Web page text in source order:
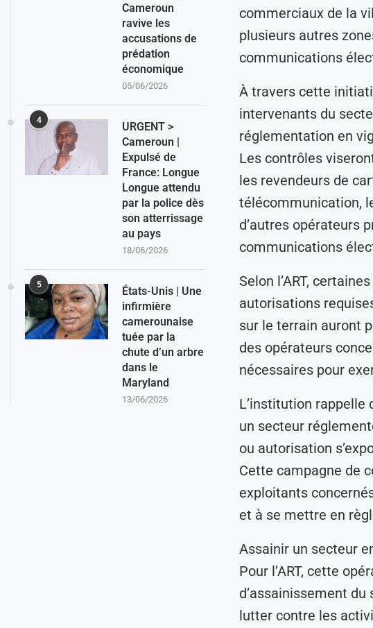
commerciaux de la
plusieurs autres
communications
À travers cette
intervenants du
réglementation en
Les contrôles
les revendeurs de
télécommunication,
d’autres opérateurs
communications
Selon l’ART,
autorisations
sur le terrain auront
des opérateurs
nécessaires pour
L’institution
un secteur
ou autorisation
Cette campagne de
exploitants
et à se mettre en
Assainir un secteur
Pour l’ART, cette
d’assainissement
lutter contre les
Cameroun
ravive les
accusations de
prédation
économique
05/06/2026
4
URGENT >
Cameroun |
Expulsé de
France: Longue
Longue attendu
par la police dès
son atterrissage
au pays
18/06/2026
5
États-Unis | Une
infirmière
camerounaise
tuée par la
chute d’un arbre
dans le
Maryland
13/06/2026